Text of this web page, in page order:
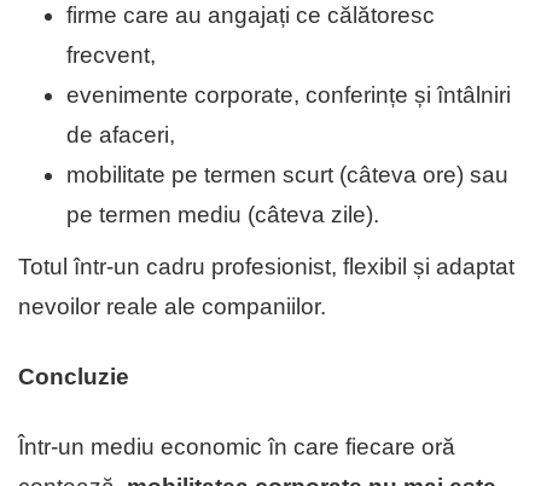
firme care au angajați ce călătoresc
frecvent,
evenimente corporate, conferințe și întâlniri
de afaceri,
mobilitate pe termen scurt (câteva ore) sau
pe termen mediu (câteva zile).
Totul într-un cadru profesionist, flexibil și adaptat
nevoilor reale ale companiilor.
Concluzie
Într-un mediu economic în care fiecare oră